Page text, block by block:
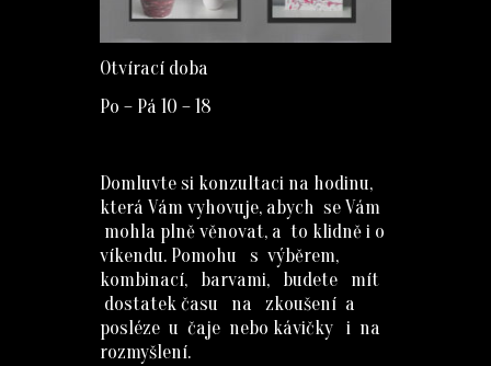
Otvírací doba
Po – Pá 10 – 18
Domluvte si konzultaci na hodinu,
která Vám vyhovuje, abych se Vám
mohla plně věnovat, a to klidně i o
víkendu. Pomohu s výběrem,
kombinací, barvami, budete mít
dostatek času na zkoušení a
posléze u čaje nebo kávičky i na
rozmyšlení.